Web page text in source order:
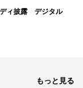
ディ披露 デジタル
もっと見る